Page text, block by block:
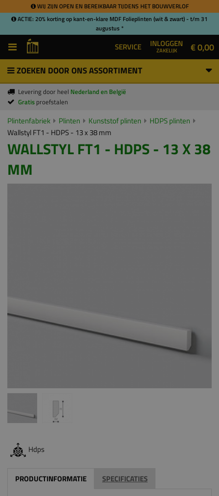
WIJ ZIJN OPEN EN BEREIKBAAR TIJDENS HET BOUWVERLOF
ACTIE: 20% korting op kant-en-klare MDF Folieplinten (wit & zwart) - t/m 31
augustus *
SERVICE INLOGGEN
ZAKELIJK € 0,00
ZOEKEN DOOR ONS ASSORTIMENT
Levering door heel Nederland en België
Gratis proefstalen
Plintenfabriek Plinten Kunststof plinten
HDPS plinten
Wallstyl FT1 - HDPS - 13 x 38 mm
WALLSTYL FT1 - HDPS - 13 X 38
MM
Hdps
PRODUCTINFORMATIE SPECIFICATIES